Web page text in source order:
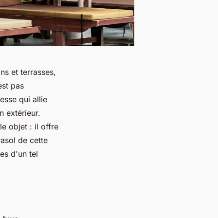
et terrasses,
pas
qui allie
extérieur.
objet : il offre
de cette
d'un tel